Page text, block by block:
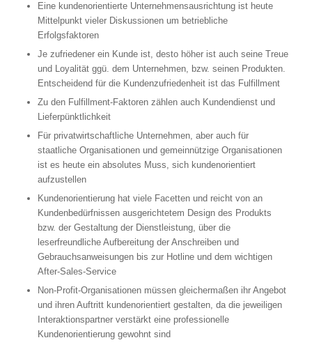
Eine kundenorientierte Unternehmensausrichtung ist heute
Mittelpunkt vieler Diskussionen um betriebliche
Erfolgsfaktoren
Je zufriedener ein Kunde ist, desto höher ist auch seine Treue
und Loyalität ggü. dem Unternehmen, bzw. seinen Produkten.
Entscheidend für die Kundenzufriedenheit ist das Fulfillment
Zu den Fulfillment-Faktoren zählen auch Kundendienst und
Lieferpünktlichkeit
Für privatwirtschaftliche Unternehmen, aber auch für
staatliche Organisationen und gemeinnützige Organisationen
ist es heute ein absolutes Muss, sich kundenorientiert
aufzustellen
Kundenorientierung hat viele Facetten und reicht von an
Kundenbedürfnissen ausgerichtetem Design des Produkts
bzw. der Gestaltung der Dienstleistung, über die
leserfreundliche Aufbereitung der Anschreiben und
Gebrauchsanweisungen bis zur Hotline und dem wichtigen
After-Sales-Service
Non-Profit-Organisationen müssen gleichermaßen ihr Angebot
und ihren Auftritt kundenorientiert gestalten, da die jeweiligen
Interaktionspartner verstärkt eine professionelle
Kundenorientierung gewohnt sind